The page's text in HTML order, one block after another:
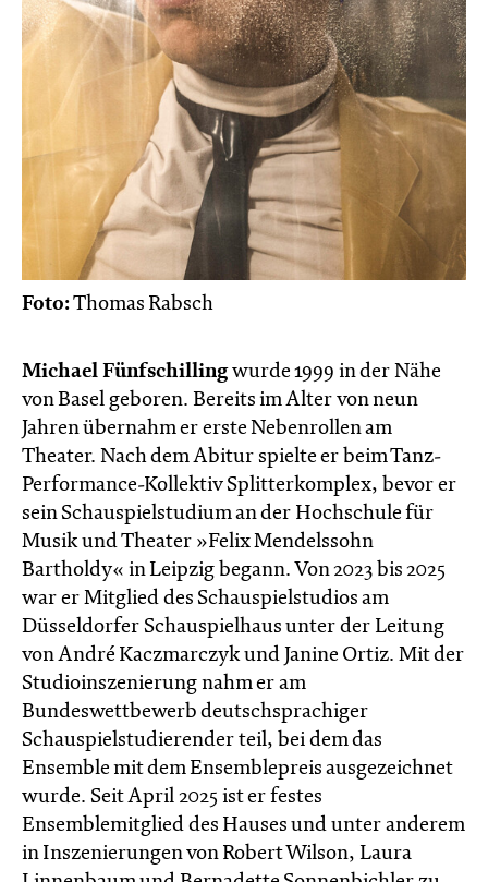
Foto:Thomas Rabsch
Michael Fünfschillingwurde 1999 in der Nähe
von Basel geboren. Bereits im Alter von neun
Jahren übernahm er erste Nebenrollen am
Theater. Nach dem Abitur spielte er beim Tanz-
Performance-Kollektiv Splitterkomplex, bevor er
sein Schauspielstudium an der Hochschule für
Musik und Theater »Felix Mendelssohn
Bartholdy« in Leipzig begann. Von 2023 bis 2025
war er Mitglied des Schauspielstudios am
Düsseldorfer Schauspielhaus unter der Leitung
von André Kaczmarczyk und Janine Ortiz. Mit der
Studioinszenierung nahm er am
Bundeswettbewerb deutschsprachiger
Schauspielstudierender teil, bei dem das
Ensemble mit dem Ensemblepreis ausgezeichnet
wurde. Seit April 2025 ist er festes
Ensemblemitglied des Hauses und unter anderem
in Inszenierungen von Robert Wilson, Laura